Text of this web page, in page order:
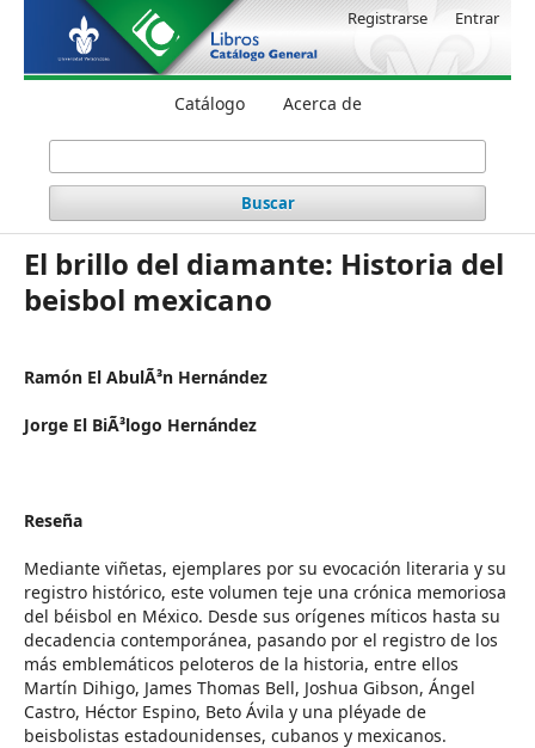
Catálogo Acerca de
Buscar
Registrarse Entrar
El brillo del diamante: Historia del
beisbol mexicano
Ramón El AbulÃ³n Hernández
Jorge El BiÃ³logo Hernández
Reseña
Mediante viñetas, ejemplares por su evocación literaria y su
registro histórico, este volumen teje una crónica memoriosa
del béisbol en México. Desde sus orígenes míticos hasta su
decadencia contemporánea, pasando por el registro de los
más emblemáticos peloteros de la historia, entre ellos
Martín Dihigo, James Thomas Bell, Joshua Gibson, Ángel
Castro, Héctor Espino, Beto Ávila y una pléyade de
beisbolistas estadounidenses, cubanos y mexicanos.